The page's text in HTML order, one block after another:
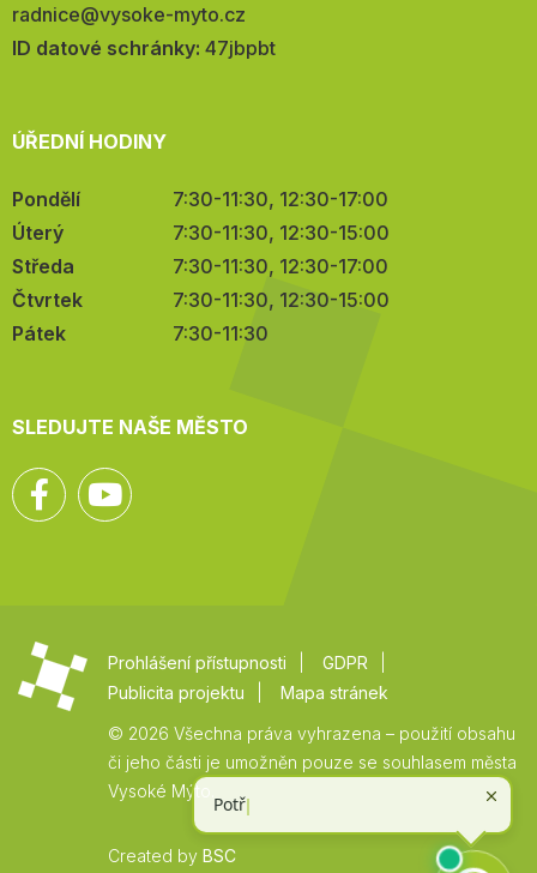
E-
mail:
radnice@vysoke-myto.cz
ID datové schránky: 47jbpbt
ÚŘEDNÍ HODINY
Pondělí
7:30-11:30, 12:30-17:00
Úterý
7:30-11:30, 12:30-15:00
Středa
7:30-11:30, 12:30-17:00
Čtvrtek
7:30-11:30, 12:30-15:00
Pátek
7:30-11:30
SLEDUJTE NAŠE MĚSTO
Facebook
Prohlášení přístupnosti
GDPR
Publicita projektu
Mapa stránek
© 2026 Všechna práva vyhrazena – použití obsahu
či jeho části je umožněn pouze se souhlasem města
Vysoké Mýto.
Created by BSC